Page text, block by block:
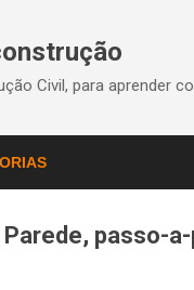
Civil, para aprender
passo-